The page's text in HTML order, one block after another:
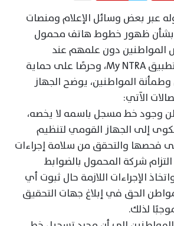
عبر بعض وسائل الإعلام ومنصات
بشأن ظهور خطوط هاتف محمول
دون علمهم عند
الاستعلام من خلال تطبيق My NTRA، وحرصًا على حماية
المواطنين، يوضح الجهاز
الآتي:
وجود خط مسجل باسمه لا يخصه،
إلى الجهاز القومي لتنظيم
فحصها والتحقق من سلامة إجراءات
شركة المحمول بالضوابط
الإجراءات اللازمة حال ثبوت أي
الحق في إبلاغ جهات التحقيق
لذلك.